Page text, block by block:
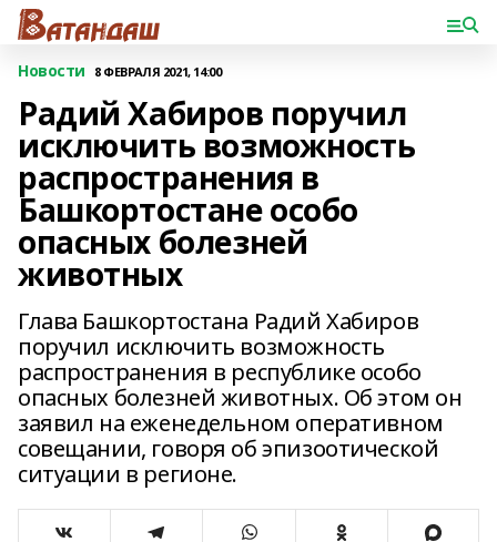
Новости 8 ФЕВРАЛЯ 2021, 14:00
Радий Хабиров поручил
исключить возможность
распространения в
Башкортостане особо
опасных болезней
животных
Глава Башкортостана Радий Хабиров
поручил исключить возможность
распространения в республике особо
опасных болезней животных. Об этом он
заявил на еженедельном оперативном
совещании, говоря об эпизоотической
ситуации в регионе.